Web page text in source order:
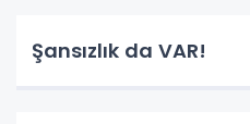
Şansızlık da VAR!